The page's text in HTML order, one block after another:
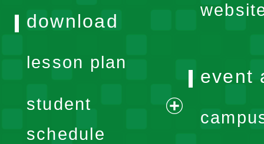
download
lesson plan
student
schedule
expand
event